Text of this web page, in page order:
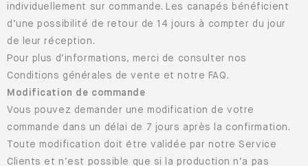
de leur réception.
Pour plus d’informations, merci de consulter nos
Conditions générales de vente et notre FAQ.
Modification de commande
Vous pouvez demander une modification de votre
commande dans un délai de 7 jours après la confirmation.
Toute modification doit être validée par notre Service
Clients et n’est possible que si la production n’a pas
encore commencé.